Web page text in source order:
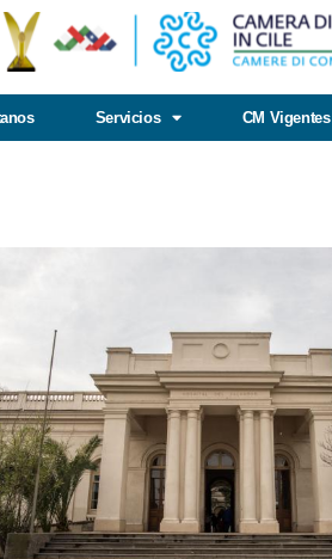
Servicios CM Vigentes